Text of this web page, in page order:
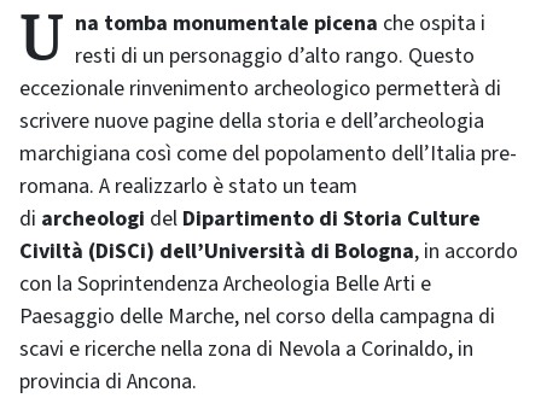
Una tomba monumentale picena che ospita i
resti di un personaggio d’alto rango. Questo
eccezionale rinvenimento archeologico permetterà di
scrivere nuove pagine della storia e dell’archeologia
marchigiana così come del popolamento dell’Italia pre-
romana. A realizzarlo è stato un team
di archeologi del Dipartimento di Storia Culture
Civiltà (DiSCi) dell’Università di Bologna, in accordo
con la Soprintendenza Archeologia Belle Arti e
Paesaggio delle Marche, nel corso della campagna di
scavi e ricerche nella zona di Nevola a Corinaldo, in
provincia di Ancona.